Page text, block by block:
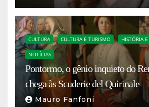
CULTURA CULTURA E TURISMO HISTÓRIA
NOTÍCIAS
Pontormo, o gênio inquieto do
chega às Scuderie del Quirinale
Mauro Fanfoni